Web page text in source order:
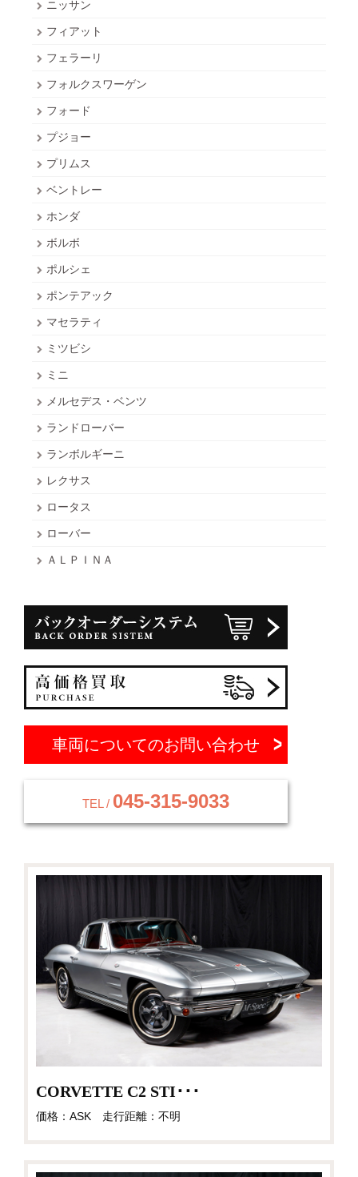
ニッサン
フィアット
フェラーリ
フォルクスワーゲン
フォード
プジョー
プリムス
ベントレー
ホンダ
ボルボ
ポルシェ
ポンテアック
マセラティ
ミツビシ
ミニ
メルセデス・ベンツ
ランドローバー
ランボルギーニ
レクサス
ロータス
ローバー
ＡＬＰＩＮＡ
車両についてのお問い合わせ
TEL / 045-315-9033
CORVETTE C2 STI･･･
価格：ASK 走行距離：不明